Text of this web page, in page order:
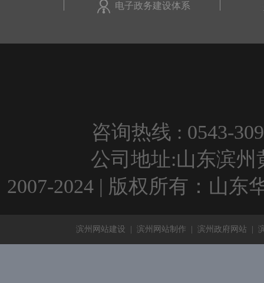
电子政务建设体系
咨询热线 : 0543-
公司地址:山东滨州
2007-2024 | 版权所有：山
滨州网站建设 滨州网站制作 滨州政府网站